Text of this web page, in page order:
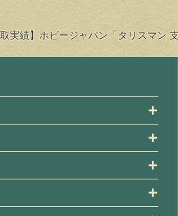
取実績】ホビージャパン「タリスマン